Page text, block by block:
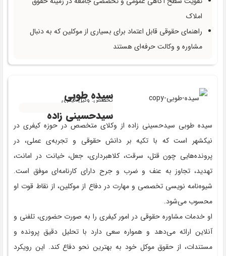
املاک
راهنمای حقوقی قابل اعتماد برای بسیاری از موکلین که به دنبال
مشاوره و وکالت حرفه‌ای هستند
سیده طوبی
سیدحسینی ‌زاده
تخصص: وکیل کیفری
سیده طوبی سیدحسینی ‌زاده از وکلای متخصص در حوزه کیفری در
نیکشهر است که با تکیه بر دانش حقوقی و تجربه‌ی عملی، در
پرونده‌هایی چون قتل، سرقت، کلاهبرداری، جعل، خیانت در امانت،
تهدید، تجاوز به عنف و ضرب و جرح دارای کارنامه‌ای موفق است.
شیوه‌نامه‌ نویسی تخصصی و مهارت در دفاع از موکلین، از نقاط قوت او
محسوب می‌شود.
او خدمات مشاوره حقوقی در امور کیفری را به صورت حضوری، تلفنی و
آنلاین ارائه می‌دهد و همواره سعی دارد با تحلیل دقیق پرونده و
مستندات، از حقوق موکل خود به بهترین نحو دفاع کند. این رویکرد